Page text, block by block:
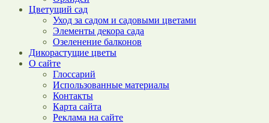
Цветущий сад
Уход за садом и садовыми цветами
Элементы декора сада
Озеленение балконов
Дикорастущие цветы
О сайте
Глоссарий
Использованные материалы
Контакты
Карта сайта
Реклама на сайте